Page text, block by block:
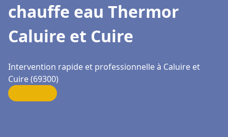
chauffe eau Thermor
Caluire et Cuire
Intervention rapide et professionnelle à Caluire et
Cuire (69300)